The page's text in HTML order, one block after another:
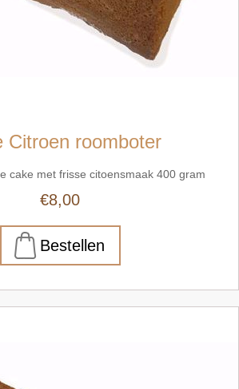
Citroen roomboter
cake met frisse citoensmaak 400 gram
€8,00